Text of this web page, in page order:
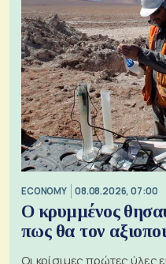
ECONOMY 08.08.2026, 07:00
Ο κρυμμένος
πως θα τον